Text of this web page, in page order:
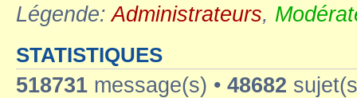
Légende:Administrateurs,
STATISTIQUES
518731 message(s) • 48682